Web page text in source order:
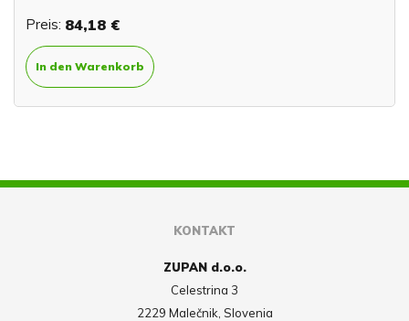
Preis: 84,18 €
In den Warenkorb
KONTAKT
ZUPAN d.o.o.
Celestrina 3
2229 Malečnik, Slovenia